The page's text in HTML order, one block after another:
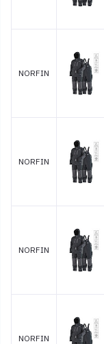
NORFIN
NORFIN
NORFIN
NORFIN